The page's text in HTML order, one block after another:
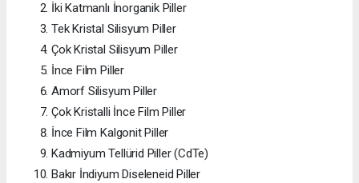
İki Katmanlı İnorganik Piller
Tek Kristal Silisyum Piller
Çok Kristal Silisyum Piller
İnce Film Piller
Amorf Silisyum Piller
Çok Kristalli İnce Film Piller
İnce Film Kalgonit Piller
Kadmiyum Tellürid Piller (CdTe)
Bakır İndiyum Diseleneid Piller